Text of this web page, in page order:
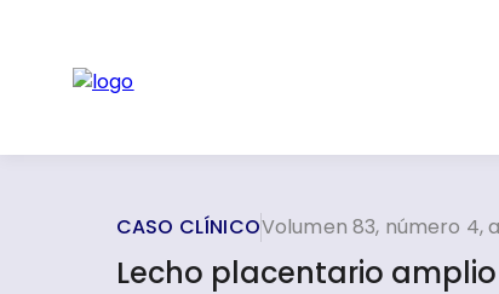
CASO CLÍNICOVolumen 83, número 4,
Lecho placentario